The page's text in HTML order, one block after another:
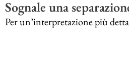
Sognale una
Per un’interpretazione più